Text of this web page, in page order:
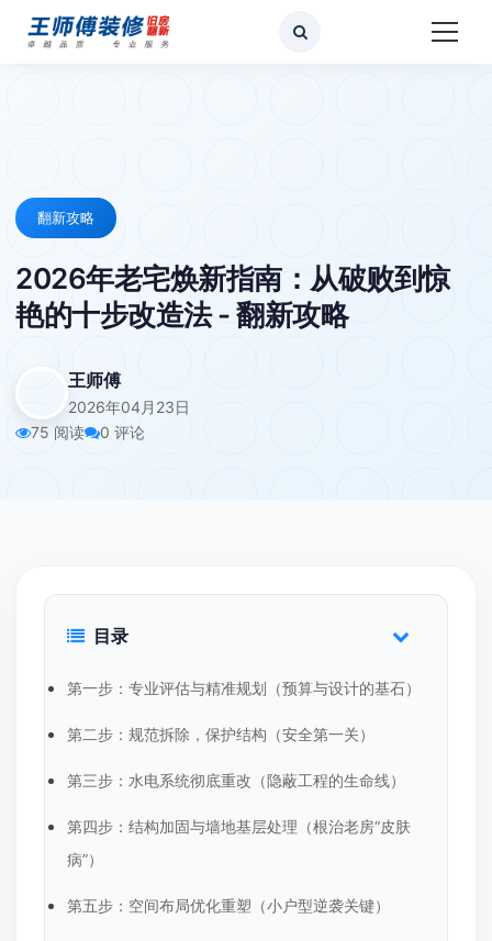
翻新攻略
2026年老宅焕新指南：从破败到惊
艳的十步改造法 - 翻新攻略
王师傅
2026年04月23日
75 阅读
0 评论
目录
第一步：专业评估与精准规划（预算与设计的基石）
第二步：规范拆除，保护结构（安全第一关）
第三步：水电系统彻底重改（隐蔽工程的生命线）
第四步：结构加固与墙地基层处理（根治老房“皮肤
病”）
第五步：空间布局优化重塑（小户型逆袭关键）